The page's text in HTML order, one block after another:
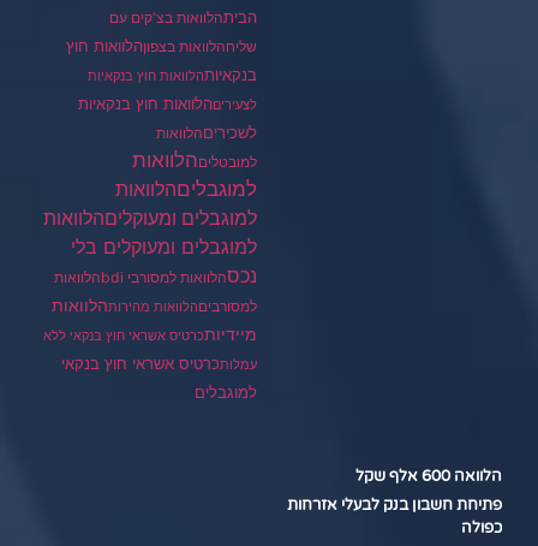
הביתהלוואות בצ'קים עם
שליחהלוואות בצפוןהלוואות חוץ
בנקאיותהלוואות חוץ בנקאיות
לצעיריםהלוואות חוץ בנקאיות
לשכיריםהלוואות
למובטליםהלוואות
למוגבליםהלוואות
למוגבלים ומעוקליםהלוואות
למוגבלים ומעוקלים בלי
נכסהלוואות למסורבי bdi
הלוואות
למסורביםהלוואות מהירותהלוואות
מיידיותכרטיס אשראי חוץ בנקאי ללא
עמלותכרטיס אשראי חוץ בנקאי
למוגבלים
הלוואה 600 אלף שקל
פתיחת חשבון בנק לבעלי אזרחות
כפולה